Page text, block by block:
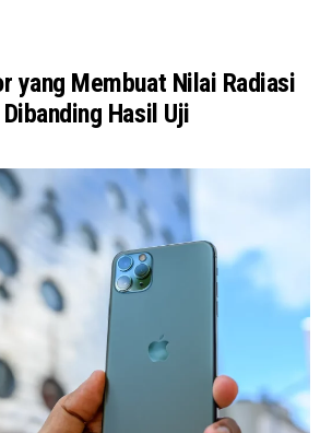
yang Membuat Nilai Radiasi
Hasil Uji